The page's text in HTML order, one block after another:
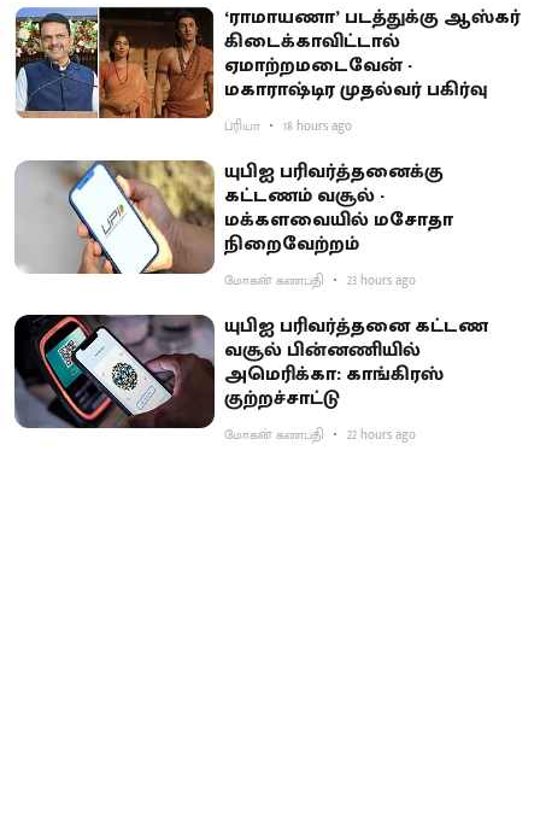
‘ராமாயணா’ படத்துக்கு ஆஸ்கர்
கிடைக்காவிட்டால்
ஏமாற்றமடைவேன் -
மகாராஷ்டிர முதல்வர் பகிர்வு
ப்ரியா 18 hours ago
யுபிஐ பரிவர்த்தனைக்கு
கட்டணம் வசூல் -
மக்களவையில் மசோதா
நிறைவேற்றம்
மோகன் கணபதி 23 hours ago
யுபிஐ பரிவர்த்தனை கட்டண
வசூல் பின்னணியில்
அமெரிக்கா: காங்கிரஸ்
குற்றச்சாட்டு
மோகன் கணபதி 22 hours ago